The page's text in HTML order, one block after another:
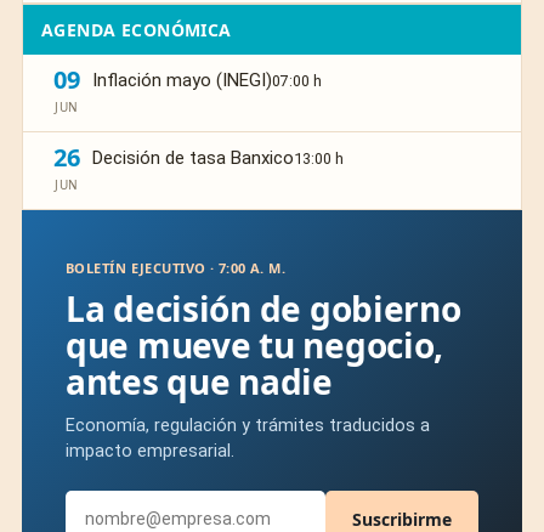
AGENDA ECONÓMICA
09
JUN
Inflación mayo (INEGI)07:00 h
26
JUN
Decisión de tasa Banxico13:00 h
BOLETÍN EJECUTIVO · 7:00 A. M.
La decisión de gobierno
que mueve tu negocio,
antes que nadie
Economía, regulación y trámites traducidos a
impacto empresarial.
Suscribirme